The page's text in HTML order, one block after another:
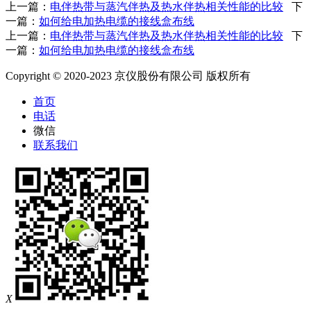
上一篇： 电伴热带与蒸汽伴热及热水伴热相关性能的比较 下
一篇： 如何给电加热电缆的接线盒布线
上一篇： 电伴热带与蒸汽伴热及热水伴热相关性能的比较 下
一篇： 如何给电加热电缆的接线盒布线
Copyright © 2020-2023 京仪股份有限公司 版权所有
首页
电话
微信
联系我们
X